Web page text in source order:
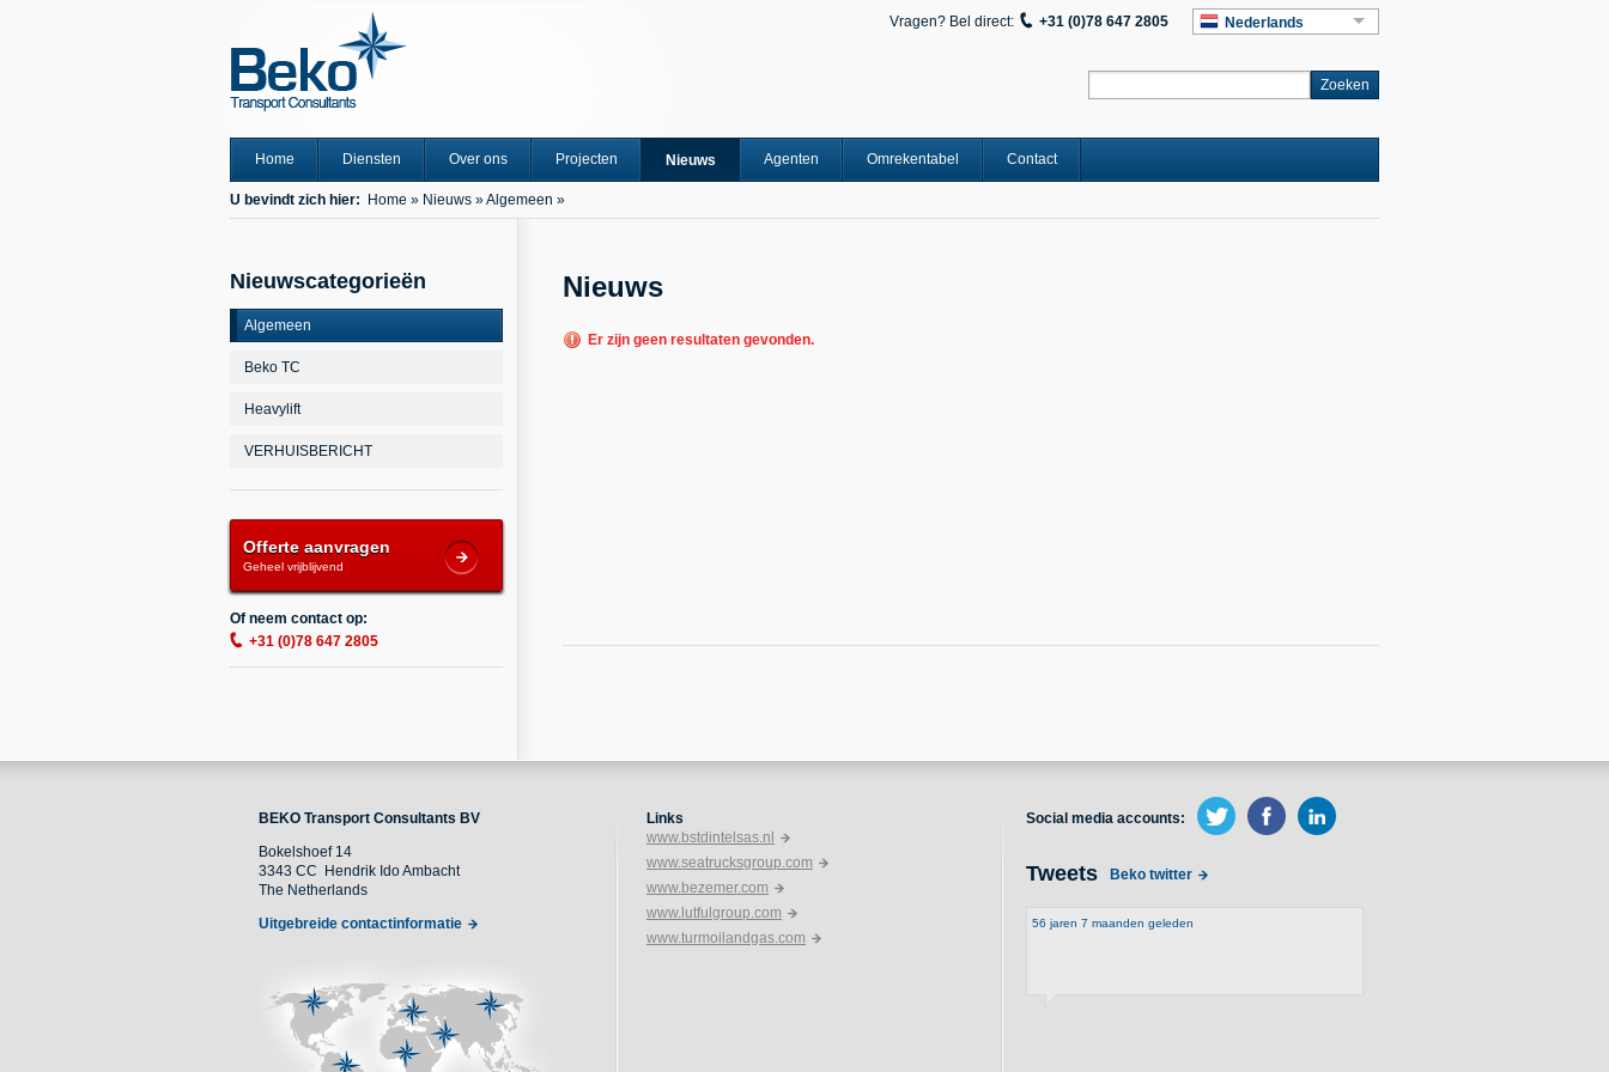
Nederlands
+31 (0)78 647 2805
Vragen? Bel direct:
Home Diensten Over ons Projecten Nieuws Agenten Omrekentabel Contact
U bevindt zich hier: Home » Nieuws »Algemeen »
Nieuwscategorieën
Algemeen
Beko TC
Heavylift
VERHUISBERICHT
Offerte aanvragen
Geheel vrijblijvend
Of neem contact op:
+31 (0)78 647 2805
Nieuws
Er zijn geen resultaten gevonden.
BEKO Transport Consultants BV
Bokelshoef 14
3343 CC Hendrik Ido Ambacht
The Netherlands
Uitgebreide contactinformatie
Links
www.bstdintelsas.nl
www.seatrucksgroup.com
www.bezemer.com
www.lutfulgroup.com
www.turmoilandgas.com
Social media accounts:
Tweets Beko twitter
56 jaren 7 maanden geleden